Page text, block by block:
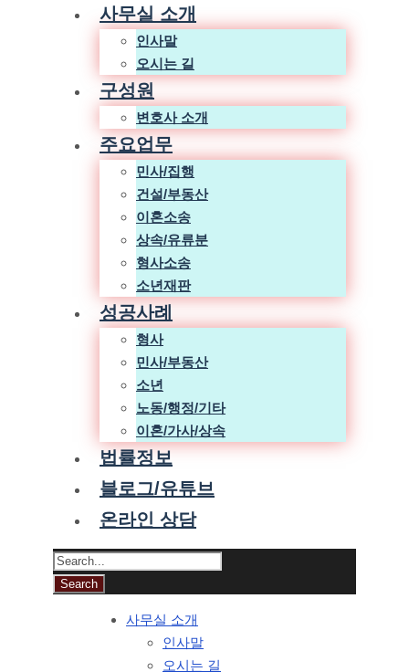
사무실 소개
인사말
오시는 길
구성원
변호사 소개
주요업무
민사/집행
건설/부동산
이혼소송
상속/유류분
형사소송
소년재판
성공사례
형사
민사/부동산
소년
노동/행정/기타
이혼/가사/상속
법률정보
블로그/유튜브
온라인 상담
사무실 소개
인사말
오시는 길